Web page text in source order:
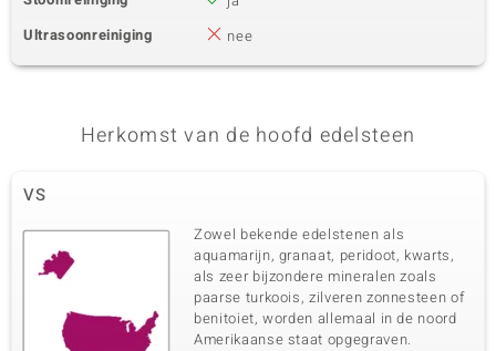
Ultrasoonreiniging
nee
Herkomst van de hoofd edelsteen
VS
Zowel bekende edelstenen als
aquamarijn, granaat, peridoot, kwarts,
als zeer bijzondere mineralen zoals
paarse turkoois, zilveren zonnesteen of
benitoiet, worden allemaal in de noord
Amerikaanse staat opgegraven.